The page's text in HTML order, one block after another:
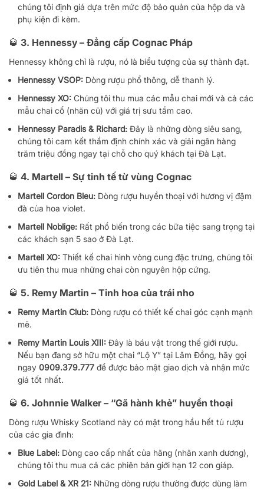
chúng tôi định giá dựa trên mức độ bảo quản của hộp da và
phụ kiện đi kèm.
🥃 3. Hennessy – Đẳng cấp Cognac Pháp
Hennessy không chỉ là rượu, nó là biểu tượng của sự thành đạt.
Hennessy VSOP: Dòng rượu phổ thông, dễ thanh lý.
Hennessy XO: Chúng tôi thu mua các mẫu chai mới và cả các
mẫu chai cổ (nhãn cũ) với giá trị sưu tầm cao.
Hennessy Paradis & Richard: Đây là những dòng siêu sang,
chúng tôi cam kết thẩm định chính xác và giải ngân hàng
trăm triệu đồng ngay tại chỗ cho quý khách tại Đà Lạt.
🥃 4. Martell – Sự tinh tế từ vùng Cognac
Martell Cordon Bleu: Dòng rượu huyền thoại với hương vị đậm
đà của hoa violet.
Martell Noblige: Rất phổ biến trong các bữa tiệc sang trọng tại
các khách sạn 5 sao ở Đà Lạt.
Martell XO: Thiết kế chai hình vòng cung đặc trưng, chúng tôi
ưu tiên thu mua những chai còn nguyên hộp cứng.
🥃 5. Remy Martin – Tinh hoa của trái nho
Remy Martin Club: Dòng rượu có thiết kế chai góc cạnh mạnh
mẽ.
Remy Martin Louis XIII: Đây là báu vật trong thế giới rượu.
Nếu bạn đang sở hữu một chai “Lộ Y” tại Lâm Đồng, hãy gọi
ngay 0909.379.777 để được bảo mật giao dịch và nhận mức
giá tốt nhất.
🥃 6. Johnnie Walker – “Gã hành khẻ” huyền thoại
Dòng rượu Whisky Scotland này có mặt trong hầu hết tủ rượu
của các gia đình:
Blue Label: Dòng cao cấp nhất của hãng (nhãn xanh dương),
chúng tôi thu mua cả các phiên bản giới hạn 12 con giáp.
Gold Label & XR 21: Những dòng rượu thường được dùng làm